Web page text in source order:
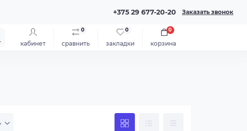
+375 29 677-20-20 Заказать звонок
кабинет сравнить
0
закладки
0
корзина
0